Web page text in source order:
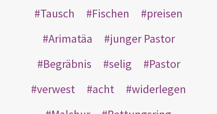
Tausch
Fischen
preisen
Arimatäa
junger Pastor
Begräbnis
selig
Pastor
verwest
acht
widerlegen